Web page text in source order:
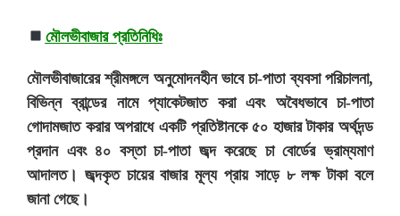
মৌলভীবাজার প্রতিনিধিঃ
মৌলভীবাজারের শ্রীমঙ্গলে অনুমোদনহীন ভাবে চা-পাতা ব্যবসা পরিচালনা,
বিভিন্ন ব্রান্ডের নামে প্যাকেটজাত করা এবং অবৈধভাবে চা-পাতা
গোদামজাত করার অপরাধে একটি প্রতিষ্টানকে ৫০ হাজার টাকার অর্থদন্ড
প্রদান এবং ৪০ বস্তা চা-পাতা জব্দ করেছে চা বোর্ডের ভ্রাম্যমাণ
আদালত। জব্দকৃত চায়ের বাজার মূল্য প্রায় সাড়ে ৮ লক্ষ টাকা বলে
জানা গেছে।